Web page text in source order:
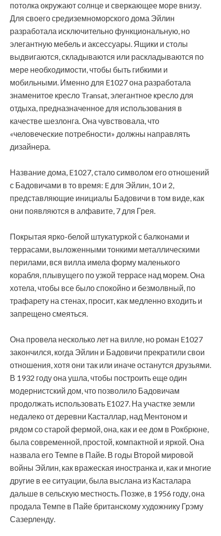
потолка окружают солнце и сверкающее море внизу.
Для своего средиземноморского дома Эйлин
разработала исключительно функциональную, но
элегантную мебель и аксессуары. Ящики и столы
выдвигаются, складываются или раскладываются по
мере необходимости, чтобы быть гибкими и
мобильными. Именно для E1027 она разработала
знаменитое кресло Transat, элегантное кресло для
отдыха, предназначенное для использования в
качестве шезлонга. Она чувствовала, что
«человеческие потребности» должны направлять
дизайнера.
Название дома, E1027, стало символом его отношений
с Бадовичами в то время: E для Эйлин, 10 и 2,
представляющие инициалы Бадовичи в том виде, как
они появляются в алфавите, 7 для Грея.
Покрытая ярко-белой штукатуркой с балконами и
террасами, выложенными тонкими металлическими
перилами, вся вилла имела форму маленького
корабля, плывущего по узкой террасе над морем. Она
хотела, чтобы все было спокойно и безмолвный, по
трафарету на стенах, просит, как медленно входить и
запрещено смеяться.
Она провела несколько лет на вилле, но роман E1027
закончился, когда Эйлин и Бадовичи прекратили свои
отношения, хотя они так или иначе останутся друзьями.
В 1932 году она ушла, чтобы построить еще один
модернистский дом, что позволило Бадовичам
продолжать использовать E1027. На участке земли
недалеко от деревни Касталлар, над Ментоном и
рядом со старой фермой, она, как и ее дом в Рокбрюне,
была современной, простой, компактной и яркой. Она
назвала его Темпе в Пайе. В годы Второй мировой
войны Эйлин, как вражеская иностранка и, как и многие
другие в ее ситуации, была выслана из Касталара
дальше в сельскую местность. Позже, в 1956 году, она
продала Темпе в Пайе британскому художнику Грэму
Сазерленду.